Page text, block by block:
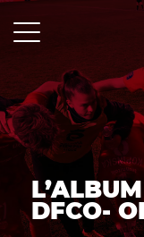
Skip
content
DFCO-